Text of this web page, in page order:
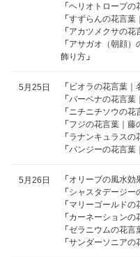
「 ヘリオトロープの
「 すずらんの花言葉
「 アカツメクサの花
「 アサガオ（朝顔）
飾り方 」
5月25日 「 ビオラの花言葉｜
「 バーベナの花言葉
「 ニチニチソウの花
「 フジの花言葉｜藤
「 ラナンキュラスの
「 パンジーの花言葉
5月26日 「 オリーブの風水効
「 シャスタデージー
「 マリーゴールドの
「 カーネーションの
「 ゼラニウムの花言
「 サンダーソニアの